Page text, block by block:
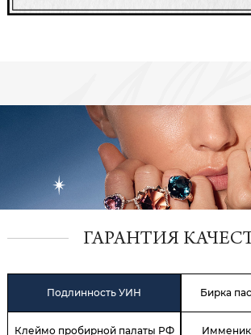
ГАРАНТИЯ
Подлинность УИН Бирка
Клеймо пробирной палаты РФ Имменик